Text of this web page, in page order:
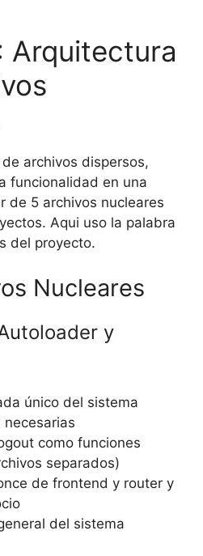
Arquitectura
archivos dispersos,
funcionalidad en una
de 5 archivos nucleares
Aqui uso la palabra
del proyecto.
Nucleares
y
único del sistema
necesarias
como funciones
separados)
de frontend y router y
del sistema